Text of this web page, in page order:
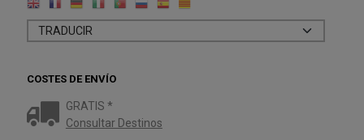
COSTES DE ENVÍO
GRATIS *
Consultar Destinos